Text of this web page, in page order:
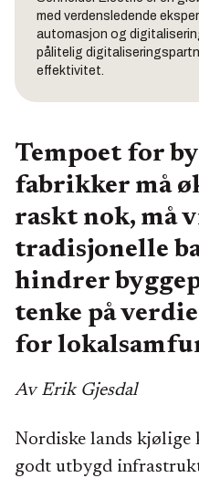
med verdensledende
automasjon og
pålitelig
effektivitet.
Tempoet for
fabrikker må
raskt nok, må
tradisjonelle
hindrer
tenke på
for
Av Erik Gjesdal
Nordiske lands
godt utbygd